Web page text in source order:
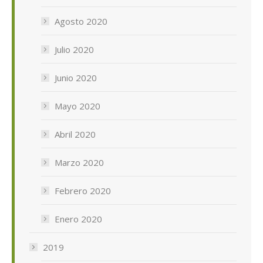
Agosto 2020
Julio 2020
Junio 2020
Mayo 2020
Abril 2020
Marzo 2020
Febrero 2020
Enero 2020
2019